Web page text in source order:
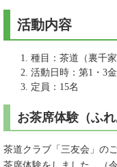
活動内容
種目：茶道（裏千家
活動日時：第1・3
定員：15名
お茶席体験（ふれ
茶道クラブ「三友会」の